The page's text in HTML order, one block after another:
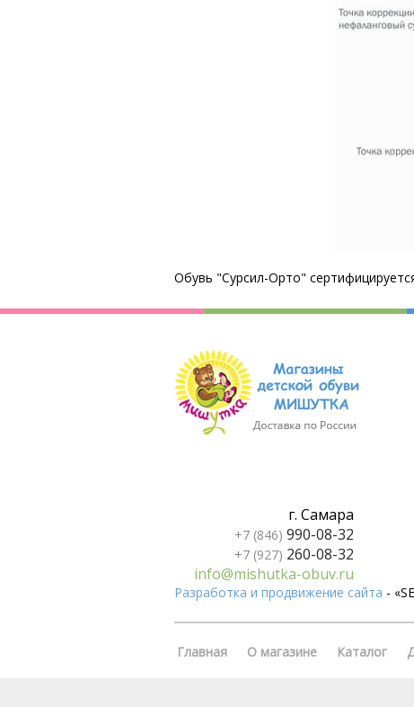
Обувь "Сурсил-Орто"
г. Самара
+7 (846) 990-08-32
+7 (927) 260-08-32
info@mishutka-obuv.ru
Разработка и продвижение сайта -
Главная О магазине Каталог